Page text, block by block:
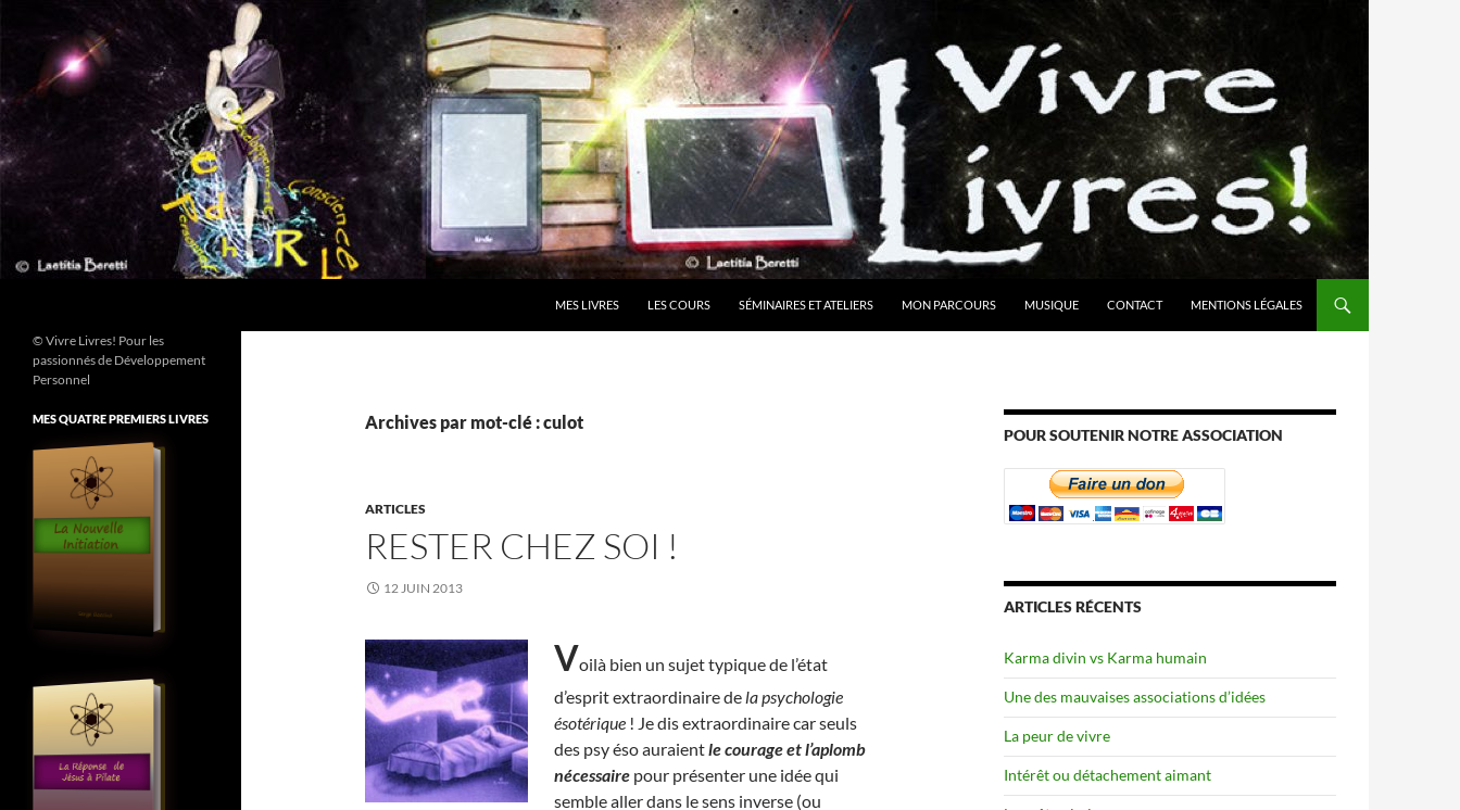
contenu
MES LIVRES LES COURS SÉMINAIRES ET ATELIERS MON PARCOURS MUSIQUE CONTACT MENTIONS LÉGALES
Archives par mot-clé : culot
ARTICLES
RESTER CHEZ SOI !
12 JUIN 2013
Voilà bien un sujet typique de l’état
d’esprit extraordinaire de la psychologie
ésotérique ! Je dis extraordinaire car seuls
des psy éso auraientle courage et l’aplomb
nécessaire pour présenter une idée qui
semble aller dans le sens inverse (ou
POUR SOUTENIR NOTRE ASSOCIATION
ARTICLES RÉCENTS
Karma divin vs Karma humain
Une des mauvaises associations d’idées
La peur de vivre
Intérêt ou détachement aimant
© Vivre Livres! Pour les
passionnés de Développement
Personnel
MES QUATRE PREMIERS LIVRES